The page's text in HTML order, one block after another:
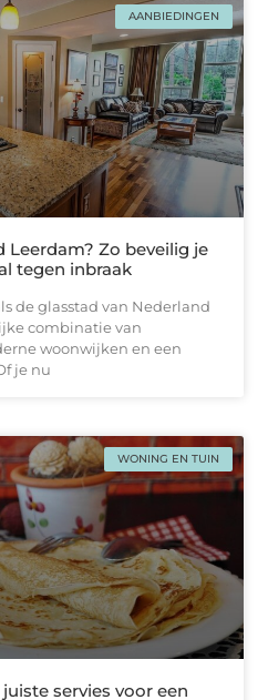
AANBIEDINGEN
Leerdam? Zo beveilig je
tegen inbraak
de glasstad van Nederland
combinatie van
woonwijken en een
je nu
WONING EN TUIN
servies voor een